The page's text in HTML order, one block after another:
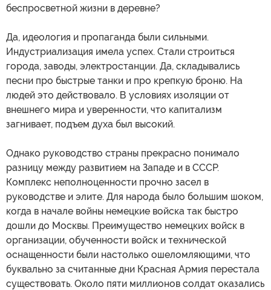
беспросветной жизни в деревне?
Да, идеология и пропаганда были сильными.
Индустриализация имела успех. Стали строиться
города, заводы, электростанции. Да, складывались
песни про быстрые танки и про крепкую броню. На
людей это действовало. В условиях изоляции от
внешнего мира и уверенности, что капитализм
загнивает, подъем духа был высокий.
Однако руководство страны прекрасно понимало
разницу между развитием на Западе и в СССР.
Комплекс неполноценности прочно засел в
руководстве и элите. Для народа было большим шоком,
когда в начале войны немецкие войска так быстро
дошли до Москвы. Преимущество немецких войск в
организации, обученности войск и технической
оснащенности были настолько ошеломляющими, что
буквально за считанные дни Красная Армия перестала
существовать. Около пяти миллионов солдат оказались